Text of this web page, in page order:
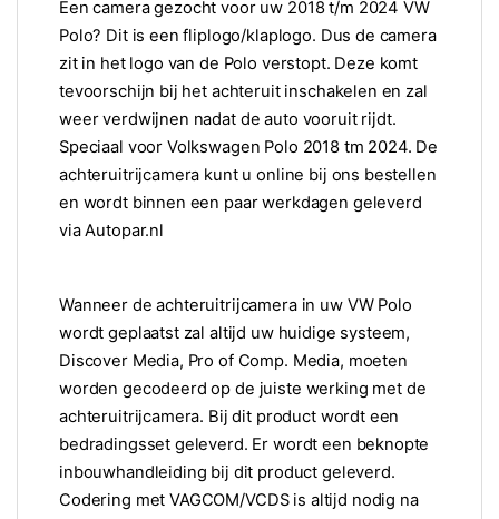
Een camera gezocht voor uw 2018 t/m 2024 VW
Polo? Dit is een fliplogo/klaplogo. Dus de camera
zit in het logo van de Polo verstopt. Deze komt
tevoorschijn bij het achteruit inschakelen en zal
weer verdwijnen nadat de auto vooruit rijdt.
Speciaal voor Volkswagen Polo 2018 tm 2024. De
achteruitrijcamera kunt u online bij ons bestellen
en wordt binnen een paar werkdagen geleverd
via Autopar.nl
Wanneer de achteruitrijcamera in uw VW Polo
wordt geplaatst zal altijd uw huidige systeem,
Discover Media, Pro of Comp. Media, moeten
worden gecodeerd op de juiste werking met de
achteruitrijcamera. Bij dit product wordt een
bedradingsset geleverd. Er wordt een beknopte
inbouwhandleiding bij dit product geleverd.
Codering met VAGCOM/VCDS is altijd nodig na